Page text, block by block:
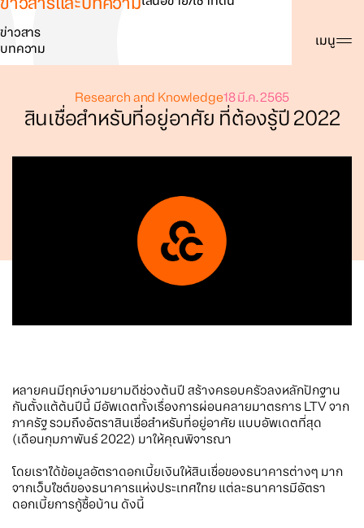
ค้นหา เมนู
ข่าวสาร
บทความ
Research and Knowledge18 มี.ค. 2565
สินเชื่อสำหรับที่อยู่อาศัย ที่ต้องรู้ปี 2022
หลายคนมีฤกษ์งามยามดีช่วงต้นปี สร้างครอบครัวลงหลักปักฐาน
กันตั้งแต้ต้นปีนี้ มีอัพเดตทั้งเรื่องการผ่อนคลายมาตรการ LTV จาก
ภาครัฐ รวมถึงอัตราสินเชื่อสำหรับที่อยู่อาศัย แบบอัพเดตที่สุด
(เดือนกุมภาพันธ์ 2022) มาให้คุณพิจารณา
โดยเราได้ข้อมูลอัตราดอกเบี้ยเงินให้สินเชื่อของธนาคารต่างๆ มาก
จากเว็บไซต์ของธนาคารแห่งประเทศไทย แต่ละธนาคารมีอัตรา
ดอกเบี้ยการกู้ซื้อบ้าน ดังนี้